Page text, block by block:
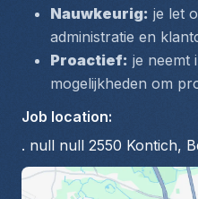
Nauwkeurig: je let
administratie en
Proactief: je neemt
mogelijkheden om
Job location:
. null null 2550 Kontich,